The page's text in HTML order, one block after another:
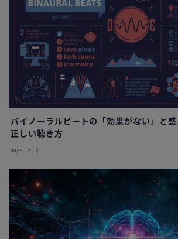
バイノーラルビートの「効果がない」と
正しい聴き方
2025.12.02